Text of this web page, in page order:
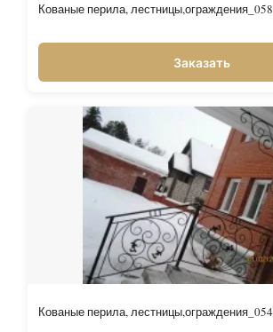
Кованые перила, лестницы,ограждения_058
Заказать
Кованые перила, лестницы,ограждения_054